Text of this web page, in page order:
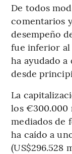
De todos
comentarios
desempeño
fue inferior al
ha ayudado a
desde
La
los €300.000
mediados de
ha caído a
(US$296.528